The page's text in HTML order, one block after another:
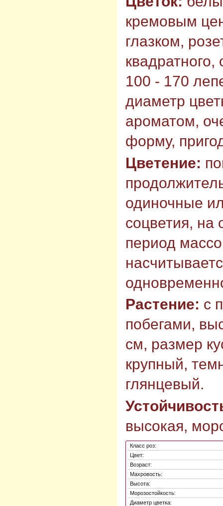
кремовым
глазком,
100 - 170
диаметр
ароматом,
форму,
Цветение:
одиночные
соцветия, на
период
Растение: с
побегами,
см, размер
крупный,
глянцевый.
высокая,
Класс роз:
Цвет:
Возраст:
Махровость:
Высота:
Морозостойкость:
Диаметр цветка: